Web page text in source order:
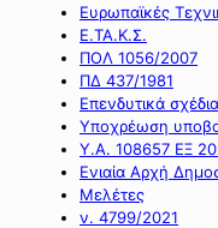
Ευρωπαϊκές
Ε.ΤΑ.Κ.Σ.
ΠΟΛ 1056/2007
ΠΔ 437/1981
Επενδυτικά σχέδια
Υποχρέωση
Υ.Α. 108657 ΕΞ
Ενιαία Αρχή
Μελέτες
ν. 4799/2021